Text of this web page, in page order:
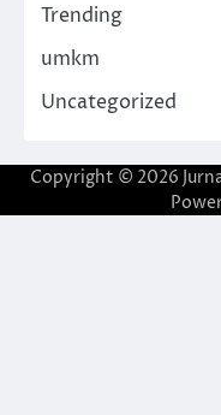
Trending
umkm
Uncategorized
Copyright © 2026